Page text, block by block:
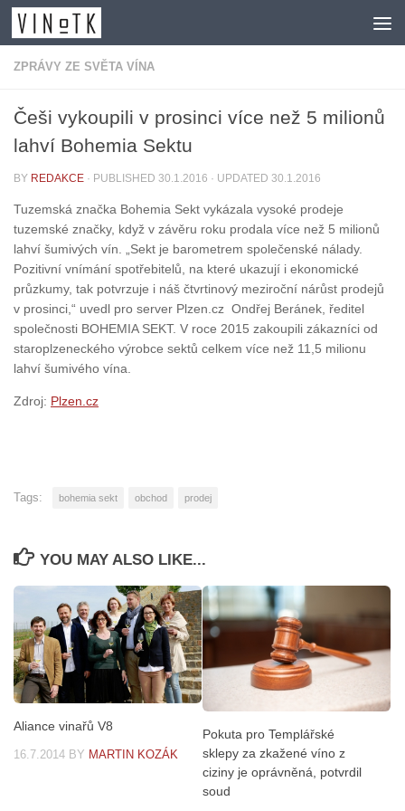
Skip to content
ZPRÁVY ZE SVĚTA VÍNA
Češi vykoupili v prosinci více než 5 milionů
lahví Bohemia Sektu
BY REDAKCE · PUBLISHED 30.1.2016 · UPDATED 30.1.2016
Tuzemská značka Bohemia Sekt vykázala vysoké prodeje
tuzemské značky, když v závěru roku prodala více než 5 milionů
lahví šumivých vín. „Sekt je barometrem společenské nálady.
Pozitivní vnímání spotřebitelů, na které ukazují i ekonomické
průzkumy, tak potvrzuje i náš čtvrtinový meziroční nárůst prodejů
v prosinci,“ uvedl pro server Plzen.cz Ondřej Beránek, ředitel
společnosti BOHEMIA SEKT. V roce 2015 zakoupili zákazníci od
staroplzeneckého výrobce sektů celkem více než 11,5 milionu
lahví šumivého vína.
Zdroj: Plzen.cz
Tags: bohemia sekt obchod prodej
YOU MAY ALSO LIKE...
Aliance vinařů V8
16.7.2014 BY MARTIN KOZÁK
Pokuta pro Templářské
sklepy za zkažené víno z
ciziny je oprávněná, potvrdil
soud